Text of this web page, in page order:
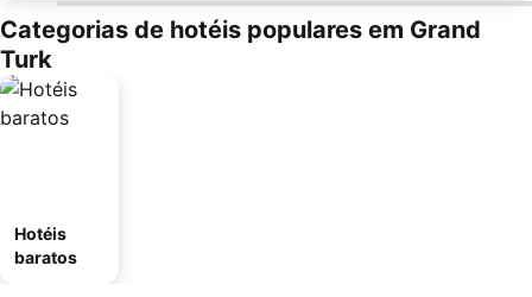
Categorias de hotéis populares em Grand
Turk
Hotéis
baratos